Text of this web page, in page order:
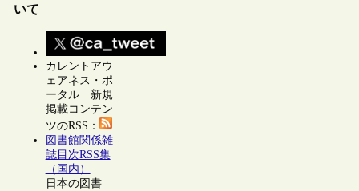
いて
カレントアウ
ェアネス・ポ
ータル 新規
掲載コンテン
ツのRSS：
図書館関係雑
誌目次RSS集
（国内）
日本の図書